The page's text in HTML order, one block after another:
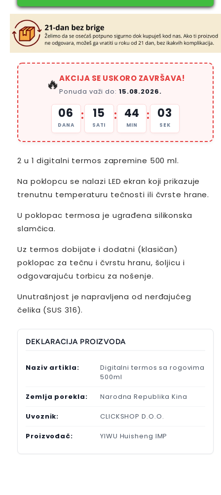
🔥AKCIJA SE USKORO ZAVRŠAVA!
Ponuda važi do: 15.08.2026.
06
DANA
: 15
SATI
: 44
MIN
: 02
SEK
2 u 1 digitalni termos zapremine 500 ml.
Na poklopcu se nalazi LED ekran koji prikazuje
trenutnu temperaturu tečnosti ili čvrste hrane.
U poklopac termosa je ugrađena silikonska
slamčica.
Uz termos dobijate i dodatni (klasičan)
poklopac za tečnu i čvrstu hranu, šoljicu i
odgovarajuću torbicu za nošenje.
Unutrašnjost je napravljena od nerđajućeg
čelika (SUS 316).
DEKLARACIJA PROIZVODA
Naziv artikla:
Digitalni termos sa rogovima
500ml
Zemlja porekla: Narodna Republika Kina
Uvoznik: CLICKSHOP D.O.O.
Proizvođač: YIWU Huisheng IMP